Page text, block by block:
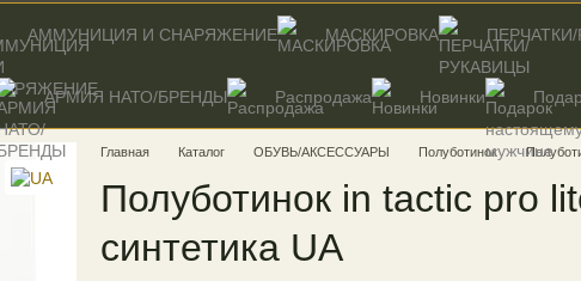
АММУНИЦИЯ И СНАРЯЖЕНИЕ МАСКИРОВКА
AРМИЯ НАТО/БРЕНДЫ Распродажа Новинки
Главная Каталог ОБУВЬ/АКСЕССУАРЫ Полуботинок
Полуботинок in tactic pro
синтетика UA